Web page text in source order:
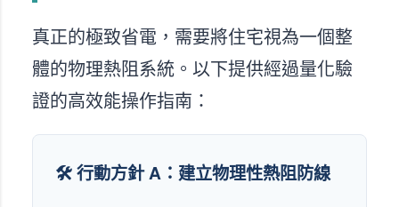
真正的極致省電，需要將住宅視為一個整
體的物理熱阻系統。以下提供經過量化驗
證的高效能操作指南：
🛠️ 行動方針 A：建立物理性熱阻防線